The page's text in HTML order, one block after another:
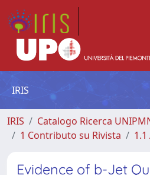
IRIS
IRIS
Catalogo Ricerca
1 Contributo su Rivista
Evidence of b-Jet